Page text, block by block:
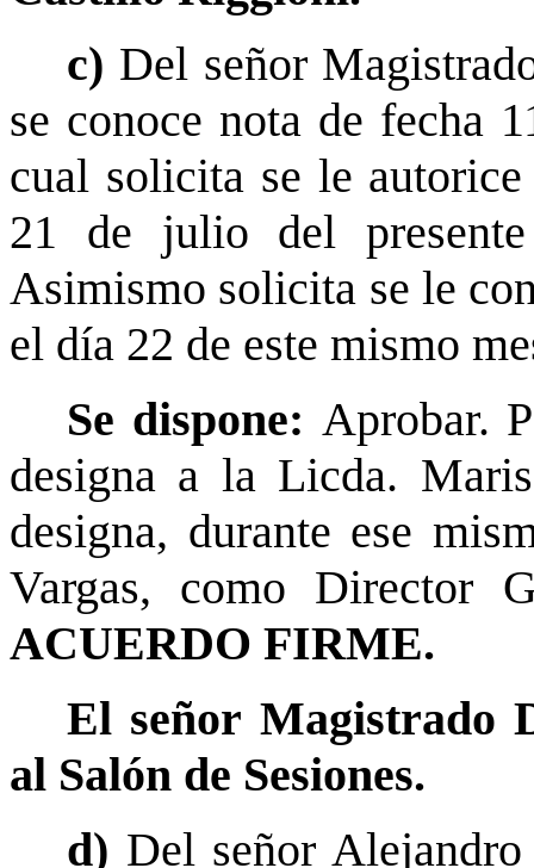
c) Del señor
se conoce nota de fecha
cual solicita se le
21 de julio del
Asimismo solicita se le
el día 22 de este mismo
Se dispone: Aprobar.
designa a la Licda.
designa, durante ese
Vargas, como Director
ACUERDO FIRME.
El señor Magistrado
al Salón de Sesiones.
d) Del señor